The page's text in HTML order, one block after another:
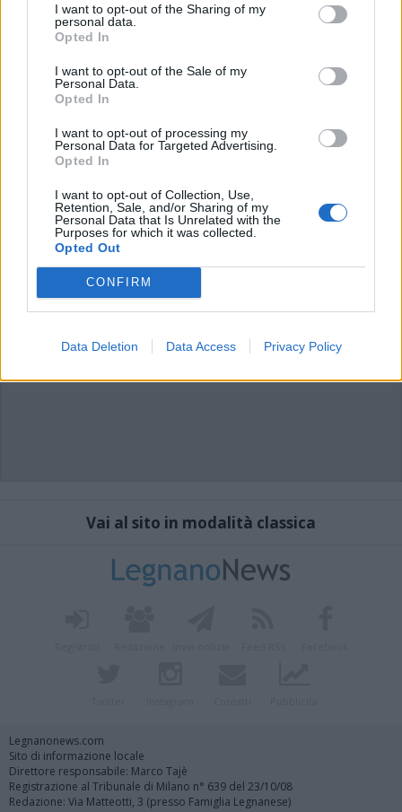
I want to opt-out of the Sharing of my
personal data.
Opted In
I want to opt-out of the Sale of my
Personal Data.
Opted In
I want to opt-out of processing my
Personal Data for Targeted Advertising.
Opted In
I want to opt-out of Collection, Use,
Retention, Sale, and/or Sharing of my
Personal Data that Is Unrelated with the
Purposes for which it was collected.
Opted Out
CONFIRM
Data Deletion Data Access Privacy Policy
Commenti
Accedioregistratiper commentare questo
commento esprime il pensiero dell'autore e non rappresenta la linea editoriale
di VareseNews.it, che rimane autonoma e indipendente. I messaggi inclusi nei
commenti non sono testi giornalistici, ma post inviati dai singoli lettori che
possono essere automaticamente pubblicati senza filtro preventivo. I commenti
che includano uno o più link a siti esterni verranno rimossi in automatico dal
Vai al sito in modalità classica
Legnanonews.com
Sito di informazione locale
Direttore responsabile: Marco Tajè
Registrazione al Tribunale di Milano n° 639 del 23/10/08
Redazione: Via Matteotti, 3 (presso Famiglia Legnanese)